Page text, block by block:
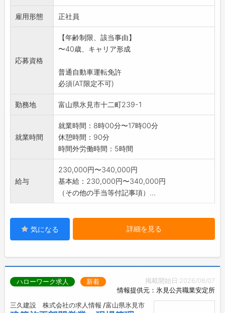
場写真の管理、工程確認など、現場管理のサ
ポート業務からスタ
ートします。
「変更範囲:変
更なし」
ので安心してご応
募ください。
◎建築やものづくりに興味のある方
歓迎です◎
の交付を受けてくだ
さい。
雇用形態 正社員
応募資格
【年齢制限、該当事由】
〜40歳、キャリア形成
普通自動車運転免許
必須(AT限定不可)
勤務地 富山県氷見市十二町239-1
就業時間
就業時間：8時00分〜17時00分
休憩時間：90分
時間外労働時間：5時間
給与
230,000円〜340,000円
基本給：230,000円〜340,000円
（その他の手当等付記事項）...
気になる 詳細を見る
掲載開始日:2026/08/07
情報提供元：氷見公共職業安定所
ハローワーク求人 新着
三久建設 株式会社の求人情報 /富山県氷見市